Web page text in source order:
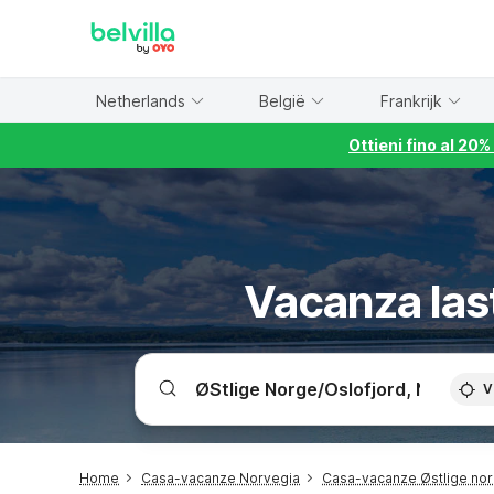
Netherlands België Frankrijk
Ottieni fino al
Vacanza
Home Casa-vacanze Norvegia Casa-vacanze Østlige